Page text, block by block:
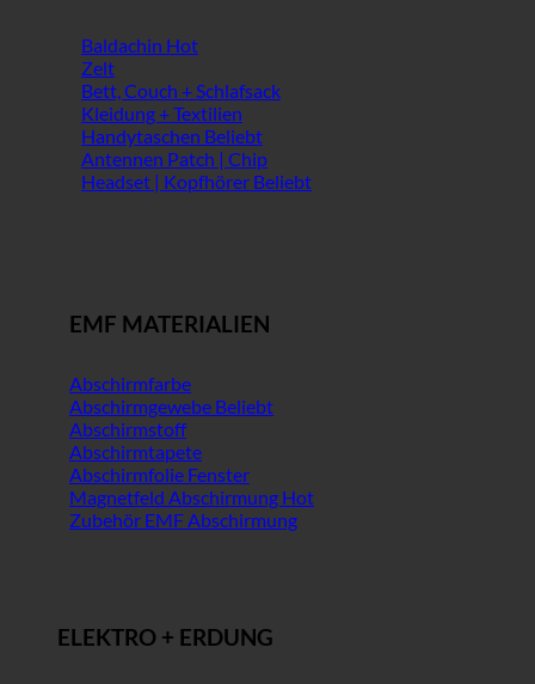
Baldachin
Zelt
Bett, Couch + Schlafsack
Kleidung + Textilien
Handytaschen
Antennen Patch | Chip
Headset | Kopfhörer
EMF MATERIALIEN
Abschirmfarbe
Abschirmgewebe
Abschirmstoff
Abschirmtapete
Abschirmfolie Fenster
Magnetfeld Abschirmung
Zubehör EMF Abschirmung
ELEKTRO + ERDUNG